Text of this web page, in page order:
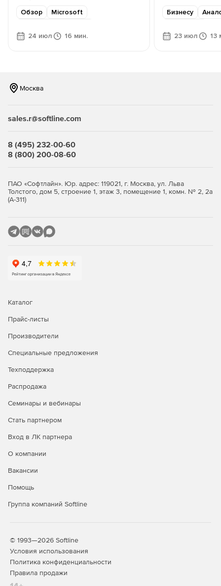
Обзор
Microsoft
Для среднего бизнеса
24 июл 16 мин.
Бизнесу
23 июл
13
Москва
sales.r@softline.com
8 (495) 232-00-60
8 (800) 200-08-60
ПАО «Софтлайн». Юр. адрес: 119021, г. Москва, ул. Льва
Толстого, дом 5, строение 1, этаж 3, помещение 1, комн. № 2, 2а
(А-311)
Каталог
Прайс-листы
Производители
Специальные предложения
Техподдержка
Распродажа
Семинары и вебинары
Стать партнером
Вход в ЛК партнера
О компании
Вакансии
Помощь
Группа компаний Softline
© 1993—2026 Softline
Условия использования
Политика конфиденциальности
Правила продажи